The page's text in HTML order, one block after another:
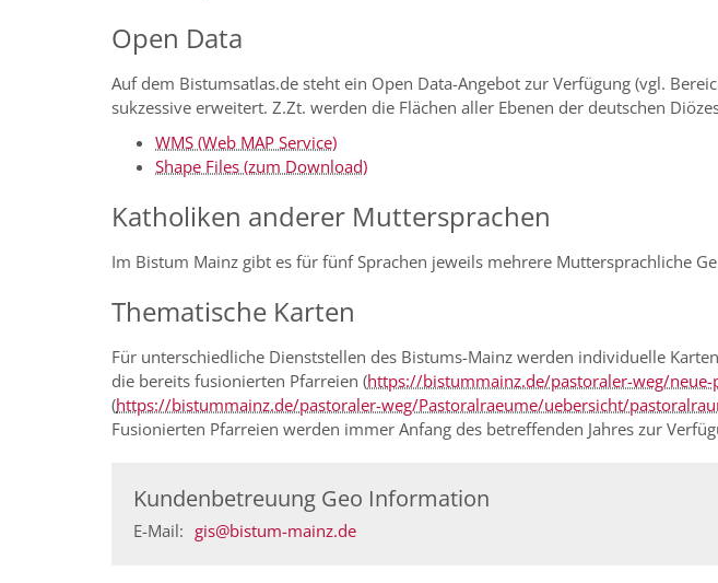
Open Data
Auf dem Bistumsatlas.de steht ein Open Data-Angebot zur Verfügung (vgl.
sukzessive erweitert. Z.Zt. werden die Flächen aller Ebenen der deutschen
WMS (Web MAP Service)
Shape Files (zum Download)
Katholiken anderer Muttersprachen
Im Bistum Mainz gibt es für fünf Sprachen jeweils mehrere Muttersprachliche
Thematische Karten
Für unterschiedliche Dienststellen des Bistums-Mainz werden individuelle
die bereits fusionierten Pfarreien (https://bistummainz.de/pastoraler-weg/
(https://bistummainz.de/pastoraler-weg/Pastoralraeume/uebersicht/
Fusionierten Pfarreien werden immer Anfang des betreffenden Jahres zur
Kundenbetreuung Geo Information
E-Mail: gis@bistum-mainz.de